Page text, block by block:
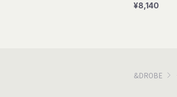
¥8,140
&DROBE